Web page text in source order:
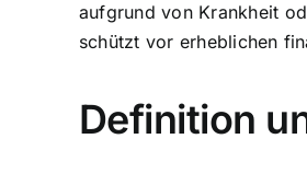
aufgrund von Krankheit
schützt vor erheblichen
Definition